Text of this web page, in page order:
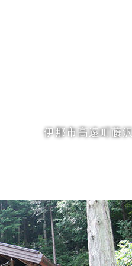
伊那市高遠町藤沢